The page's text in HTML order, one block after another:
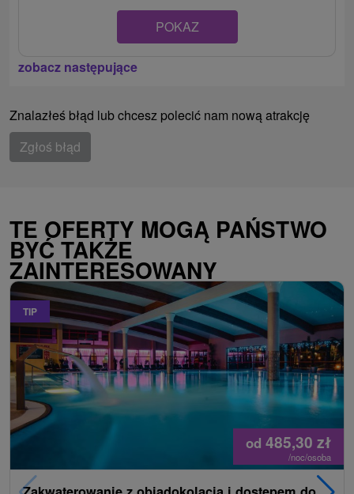
POKAZ
zobacz następujące
Znalazłeś błąd lub chcesz polecić nam nową atrakcję
Zgłoś błąd
TE OFERTY MOGĄ PAŃSTWO
BYĆ TAKŻE
ZAINTERESOWANY
TIP
od 485,30 zł
/noc/osoba